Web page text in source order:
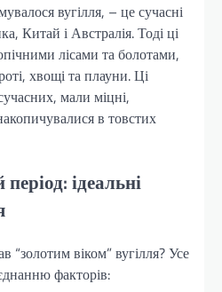
вугілля, – це сучасні
Китай і Австралія. Тоді ці
лісами та болотами,
хвощі та плауни. Ці
мали міцні,
в товстих
ідеальні
“золотим віком” вугілля? Усе
факторів: